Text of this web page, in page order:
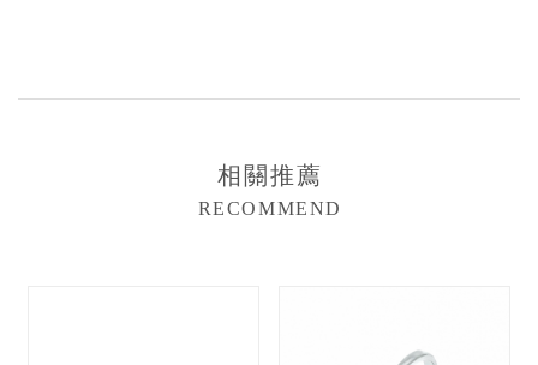
相關推薦
RECOMMEND